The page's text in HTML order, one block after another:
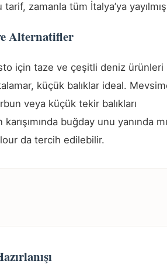
tarif, zamanla tüm İtalya’ya
Alternatifler
için taze ve çeşitli deniz ürünleri
küçük balıklar ideal.
veya küçük tekir balıkları
buğday unu yanında
da tercih edilebilir.